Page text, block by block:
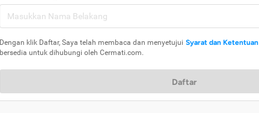
Dengan klik Daftar, Saya telah membaca dan menyetujui Syarat dan Ketentuan
bersedia untuk dihubungi oleh Cermati.com.
Daftar